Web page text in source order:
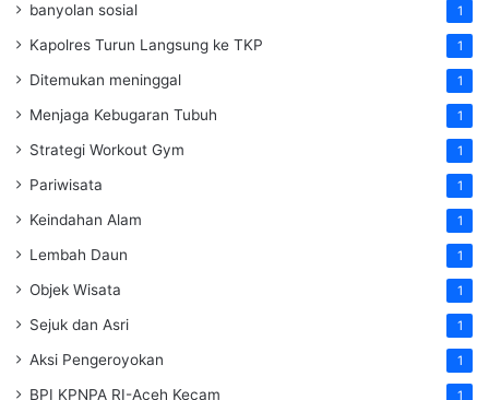
banyolan sosial 1
Kapolres Turun Langsung ke TKP 1
Ditemukan meninggal 1
Menjaga Kebugaran Tubuh 1
Strategi Workout Gym 1
Pariwisata 1
Keindahan Alam 1
Lembah Daun 1
Objek Wisata 1
Sejuk dan Asri 1
Aksi Pengeroyokan 1
BPI KPNPA RI-Aceh Kecam 1